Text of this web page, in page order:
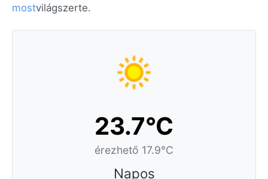
mostvilágszerte.
23.7°C
érezhető 17.9°C
Napos